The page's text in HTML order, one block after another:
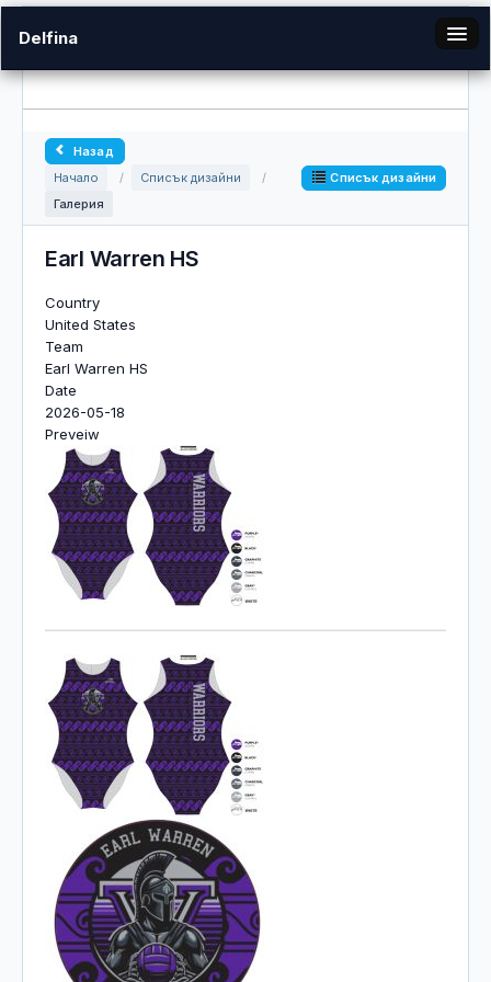
Delfina
Галерия
Вход
Назад
Начало
/ Списък дизайни
/
Галерия
Списък дизайни
Earl Warren HS
Country
United States
Team
Earl Warren HS
Date
2026-05-18
Preveiw